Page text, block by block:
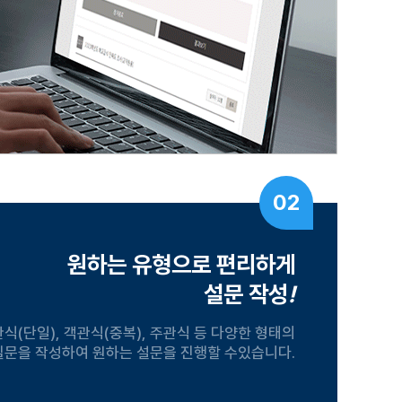
02
원하는 유형으로 편리하게
설문 작성!
식(단일), 객관식(중복), 주관식 등 다양한 형태의
문을 작성하여 원하는 설문을 진행할 수있습니다.